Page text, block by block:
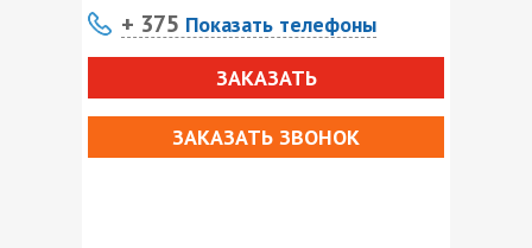
+ 375 Показать телефоны
ЗАКАЗАТЬ
ЗАКАЗАТЬ ЗВОНОК